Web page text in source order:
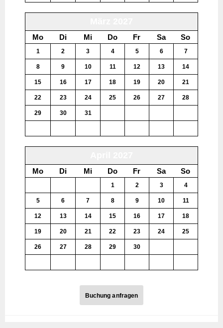
Mo Di Mi Do Fr Sa So
1 2 3 4 5 6 7
8 9 10 11 12 13 14
15 16 17 18 19 20 21
22 23 24 25 26 27 28
29 30 31
Mo Di Mi Do Fr Sa So
1 2 3 4
5 6 7 8 9 10 11
12 13 14 15 16 17 18
19 20 21 22 23 24 25
26 27 28 29 30
Buchung anfragen